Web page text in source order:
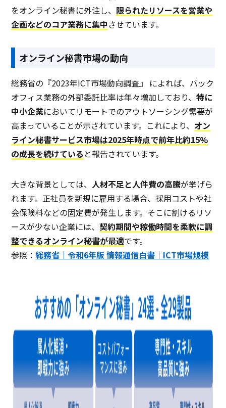
をオンライン秘書に外注し、 限られたリソースを営業や
企画などのコア業務に集中させています。
オンライン秘書市場の動向
総務省の『2023年ICT市場動向調査』 によれば、バック
オフィス業務の外部委託比率は年々増加しており、特に
中小企業においてリモートでのアウトソーシング需要が
高まっていることが示されています。これにより、 オン
ライン秘書サービス市場は2025年時点で前年比約15%
の成長を続けている と報告されています。
大きな背景としては、人材不足と人件費の高騰が挙げら
れます。正社員を新規に雇用する場合、採用コストや社
会保険料などの固定費が発生します。そこに割けるリソ
ースが少ない企業には、契約期間や稼働時間を柔軟に調
整できるオンライン秘書が最適です。
参照：総務省｜令和6年版 情報通信白書｜ICT市場規模